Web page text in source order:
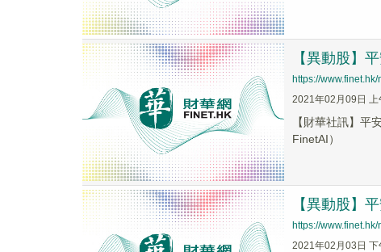
【異動股】
https://
2021年02月09日 上
【財華社訊】平
FinetAI）
【異動股】
https://
2021年02月03日 下